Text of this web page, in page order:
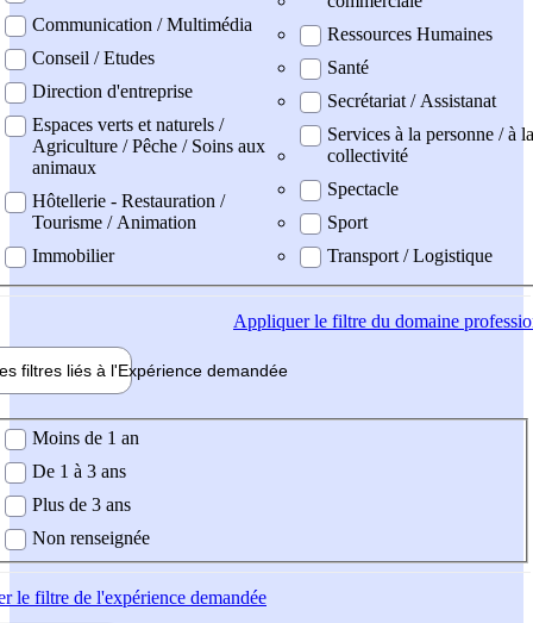
Communication / Multimédia
Conseil / Etudes
Direction d'entreprise
Espaces verts et naturels /
Agriculture / Pêche / Soins aux
animaux
Hôtellerie - Restauration /
Tourisme / Animation
Immobilier
Ressources Humaines
Santé
Secrétariat / Assistanat
Services à la personne / à la
collectivité
Spectacle
Sport
Transport / Logistique
Appliquerle filtre du domaine
filtres liés à l'Expérience demandée
demandée
Moins de 1 an
De 1 à 3 ans
Plus de 3 ans
Non renseignée
le filtre de l'expérience demandée